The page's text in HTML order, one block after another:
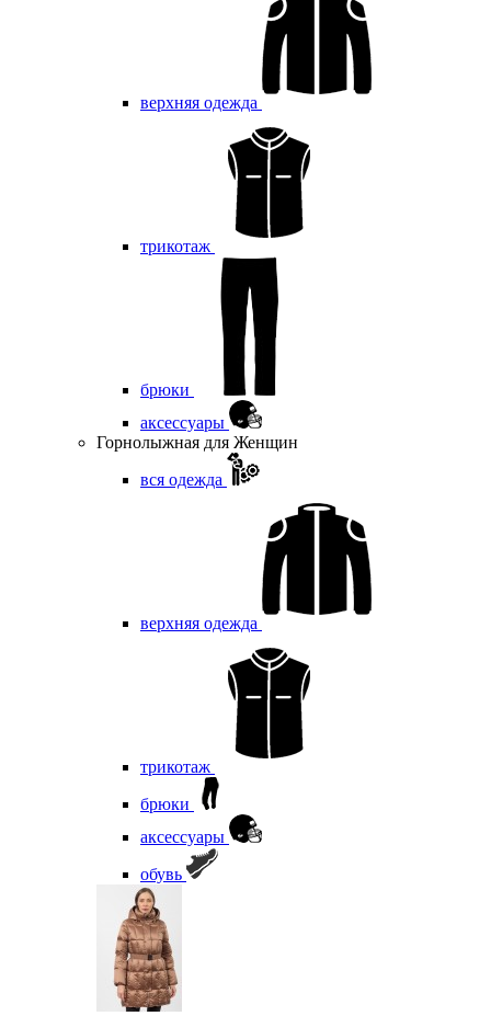
верхняя одежда
трикотаж
брюки
аксессуары
Горнолыжная для Женщин
вся одежда
верхняя одежда
трикотаж
брюки
аксессуары
обувь